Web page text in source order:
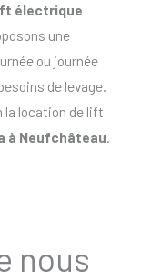
électrique
une
ou journée
de levage.
la location de lift
à Neufchâteau.
nous